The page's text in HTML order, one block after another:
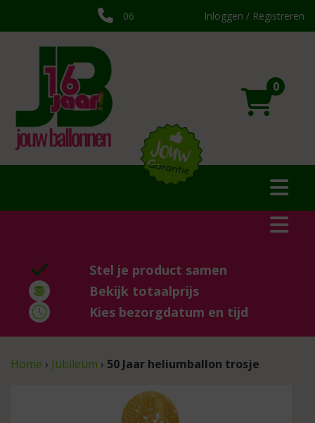
06 Inloggen / Registreren
0
Stel je product samen
Bekijk totaalprijs
Kies bezorgdatum en tijd
Home › Jubileum › 50 Jaar heliumballon trosje